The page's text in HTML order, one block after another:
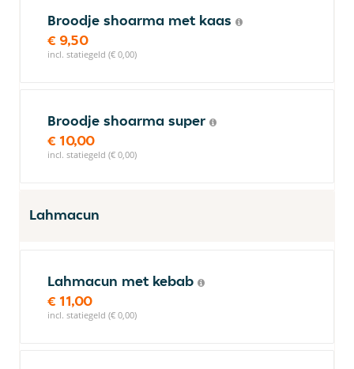
Broodje shoarma met kaas
€ 9,50
incl. statiegeld (€ 0,00)
Broodje shoarma super
€ 10,00
incl. statiegeld (€ 0,00)
Lahmacun
Lahmacun met kebab
€ 11,00
incl. statiegeld (€ 0,00)